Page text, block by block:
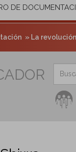
DE
La